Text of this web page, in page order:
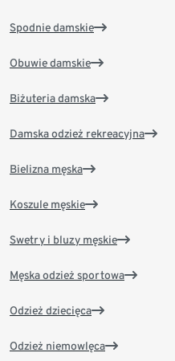
Spodnie damskie
Obuwie damskie
Biżuteria damska
Damska odzież rekreacyjna
Bielizna męska
Koszule męskie
Swetry i bluzy męskie
Męska odzież sportowa
Odzież dziecięca
Odzież niemowlęca